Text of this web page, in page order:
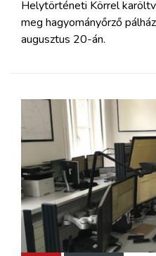
Helytörténeti Körrel
meg hagyományőrző
augusztus 20-án.